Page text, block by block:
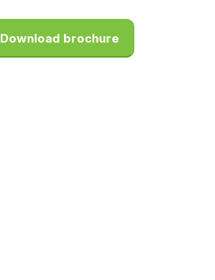
Download brochure